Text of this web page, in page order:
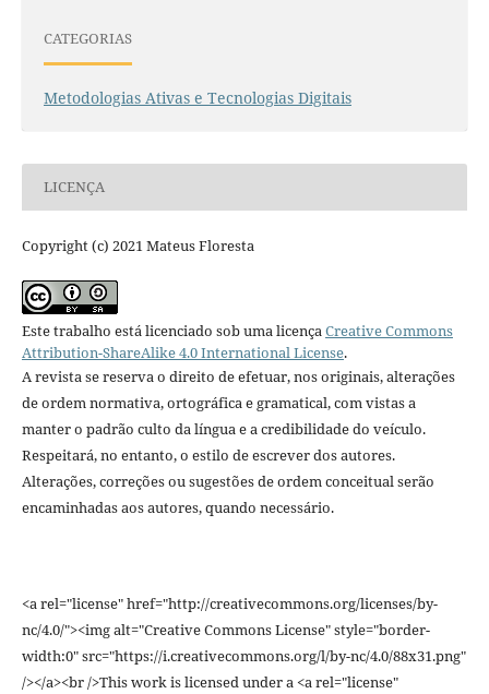
CATEGORIAS
Metodologias Ativas e Tecnologias Digitais
LICENÇA
Copyright (c) 2021 Mateus Floresta
Este trabalho está licenciado sob uma licençaCreative Commons
Attribution-ShareAlike 4.0 International License.
A revista se reserva o direito de efetuar, nos originais, alterações
de ordem normativa, ortográfica e gramatical, com vistas a
manter o padrão culto da língua e a credibilidade do veículo.
Respeitará, no entanto, o estilo de escrever dos autores.
Alterações, correções ou sugestões de ordem conceitual serão
encaminhadas aos autores, quando necessário.
<a rel="license" href="http://creativecommons.org/licenses/by-
nc/4.0/"><img alt="Creative Commons License" style="border-
width:0" src="https://i.creativecommons.org/l/by-nc/4.0/88x31.png"
/></a><br />This work is licensed under a <a rel="license"